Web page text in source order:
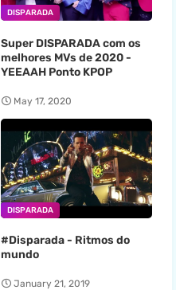
DISPARADA
Super DISPARADA com os
melhores MVs de 2020 -
YEEAAH Ponto KPOP
May 17, 2020
DISPARADA
#Disparada - Ritmos do
mundo
January 21, 2019